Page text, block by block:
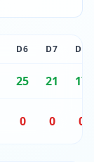
D6 D7 D
25 21 17
0 0 0